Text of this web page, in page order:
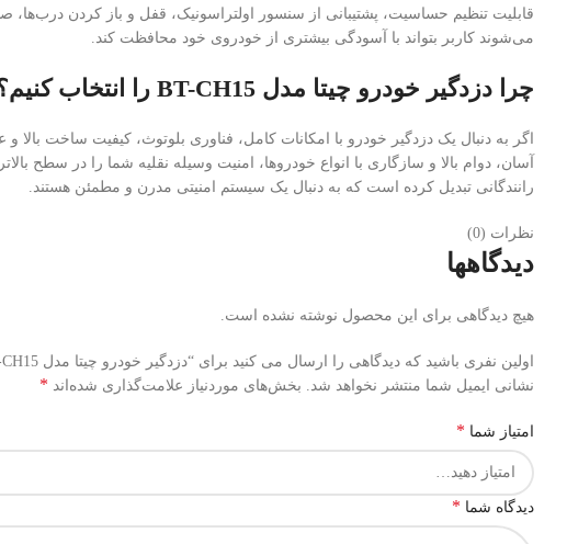
می‌شوند کاربر بتواند با آسودگی بیشتری از خودروی خود محافظت کند.
چرا دزدگیر خودرو چیتا مدل BT-CH15 را انتخاب کنیم؟
رانندگانی تبدیل کرده است که به دنبال یک سیستم امنیتی مدرن و مطمئن هستند.
نظرات (0)
دیدگاهها
هیچ دیدگاهی برای این محصول نوشته نشده است.
اولین نفری باشید که دیدگاهی را ارسال می کنید برای “دزدگیر خودرو چیتا مدل BT-CH15”
نشانی ایمیل شما منتشر نخواهد شد. بخش‌های موردنیاز علامت‌گذاری شده‌اند *
امتیاز شما *
دیدگاه شما *